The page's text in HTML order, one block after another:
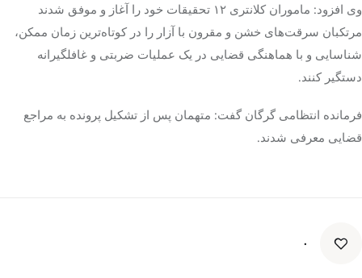
وی افزود: ماموران کلانتری ۱۲ تحقیقات خود را آغاز و موفق شدند
مرتکبان سرقت‌های خشن و مقرون باآزار را در کوتاه‌ترین زمان ممکن،
شناسایی و با هماهنگی قضایی در یک عملیات ضربتی و غافلگیرانه
دستگیر کنند.
فرمانده انتظامی گرگان گفت: متهمان پس از تشکیل پرونده به مراجع
قضایی معرفی شدند.
۰